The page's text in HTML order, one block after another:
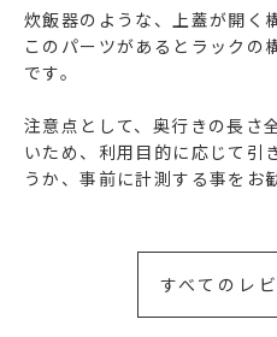
炊飯器のような、上蓋が開く
このパーツがあるとラックの
です。
注意点として、奥行きの長さ
いため、利用目的に応じて引
うか、事前に計測する事をお
すべてのレ